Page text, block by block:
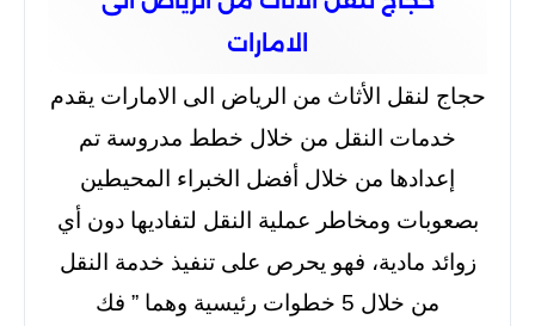
الامارات
حجاج لنقل الأثاث من الرياض الى الامارات يقدم
خدمات النقل من خلال خطط مدروسة تم
إعدادها من خلال أفضل الخبراء المحيطين
بصعوبات ومخاطر عملية النقل لتفاديها دون أي
زوائد مادية، فهو يحرص على تنفيذ خدمة النقل
من خلال 5 خطوات رئيسية وهما ” فك